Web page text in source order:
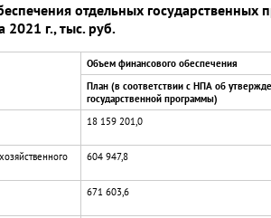
отдельных государственных
2021 г., тыс. руб.
Объем финансового обеспечения
План (в соответствии с НПА об
государственной программы)
18 159 201,0
604 947,8
671 603,6